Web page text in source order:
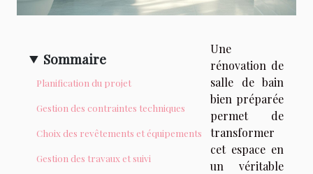
Sommaire
Planification du projet
Gestion des contraintes techniques
Choix des revêtements et équipements
Gestion des travaux et suivi
Une
rénovation de
salle de bain
bien préparée
permet de
transformer
cet espace en
un véritable